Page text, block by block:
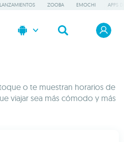
ZOOBA EMOCHI APPS
o te muestran horarios de
viajar sea más cómodo y más